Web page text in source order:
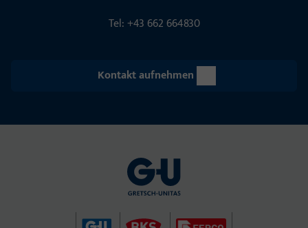
Tel: +43 662 664830
Kontakt aufnehmen